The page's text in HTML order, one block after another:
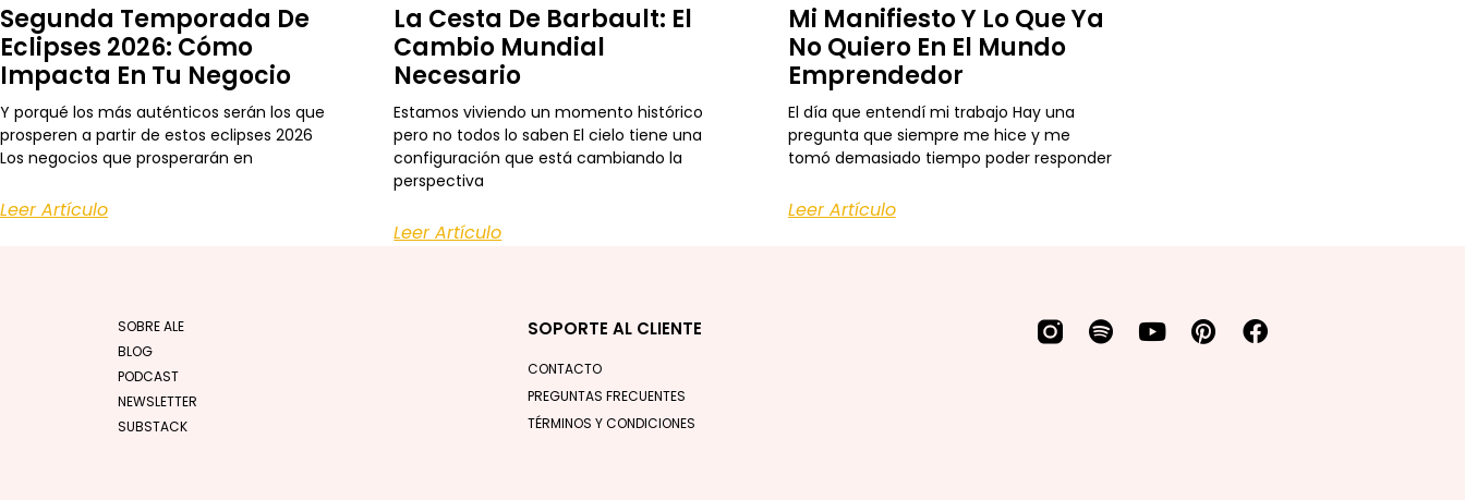
Segunda Temporada De
Eclipses 2026: Cómo
Impacta En Tu Negocio
Y porqué los más auténticos serán los que
prosperen a partir de estos eclipses 2026
Los negocios que prosperarán en
Leer Artículo
La Cesta De Barbault: El
Cambio Mundial
Necesario
Estamos viviendo un momento histórico
pero no todos lo saben El cielo tiene una
configuración que está cambiando la
perspectiva
Leer Artículo
Mi Manifiesto Y Lo Que Ya
No Quiero En El Mundo
Emprendedor
El día que entendí mi trabajo Hay una
pregunta que siempre me hice y me
tomó demasiado tiempo poder responder
Leer Artículo
SOBRE ALE
BLOG
PODCAST
NEWSLETTER
SUBSTACK
SOPORTE AL CLIENTE
CONTACTO
PREGUNTAS FRECUENTES
TÉRMINOS Y CONDICIONES